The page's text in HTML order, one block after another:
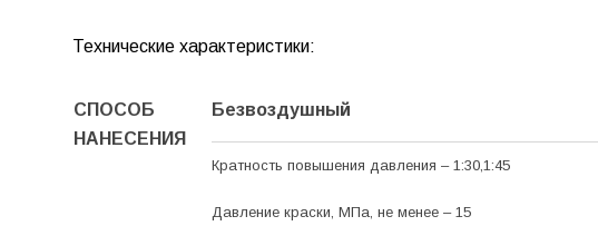
Технические характеристики:
СПОСОБ
НАНЕСЕНИЯ
Безвоздушный
Кратность повышения давления – 1:30,1:45
Давление краски, МПа, не менее – 15